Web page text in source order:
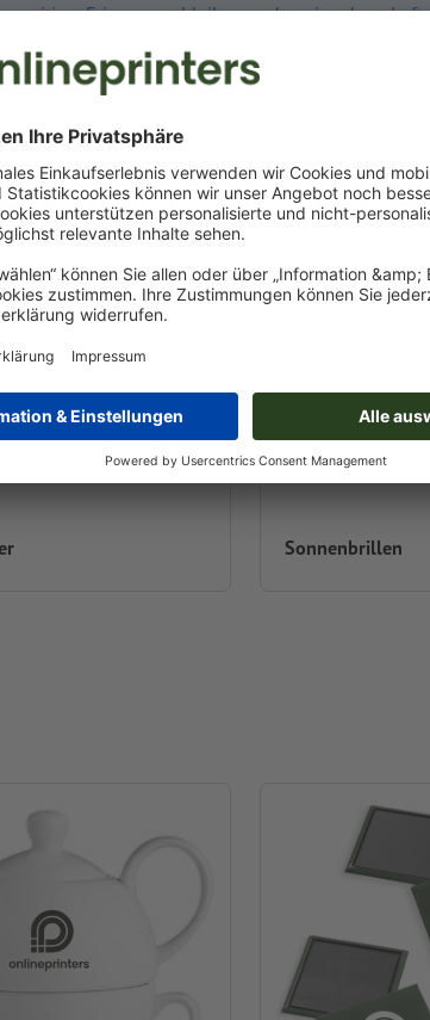
positiver Erinnerung bleiben und er eine
Sonnenbrillen